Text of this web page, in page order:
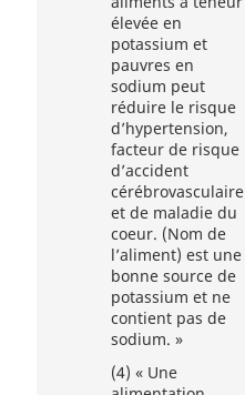
élevée en
potassium et
pauvres en
sodium peut
réduire le risque
d’hypertension,
facteur de risque
d’accident
cérébrovasculaire
et de maladie du
coeur. (Nom de
l’aliment) est une
bonne source de
potassium et ne
contient pas de
sodium. »
(4) « Une